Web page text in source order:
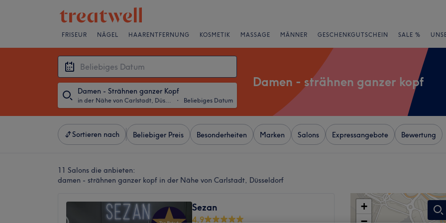
FRISEUR NÄGEL HAARENTFERNUNG KOSMETIK MASSAGE MÄNNER GESCHENKGUTSCHEIN SALE %
Damen - Strähnen ganzer Kopf
in der Nähe von Carlstadt, Düsseldorf ・ Beliebiges Datum
Damen - strähnen ganzer kopf
Sortieren nach Beliebiger Preis Besonderheiten Marken Salons Expressangebote Bewertung
11 Salons die anbieten:
damen - strähnen ganzer kopf in der Nähe von Carlstadt, Düsseldorf
Sezan
4,9
+